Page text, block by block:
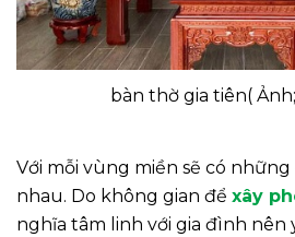
bàn thờ gia tiên(
Với mỗi vùng miền sẽ có
nhau. Do không gian để xây
nghĩa tâm linh với gia đình nên